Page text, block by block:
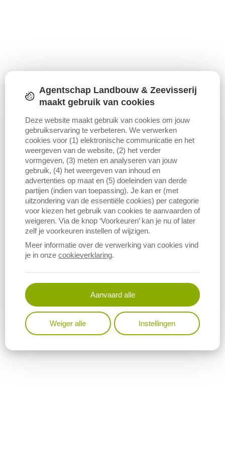
Download figuur (PNG)
Agentschap Landbouw & Zeevisserij
maakt gebruik van cookies
Deze website maakt gebruik van cookies om jouw
gebruikservaring te verbeteren. We verwerken
cookies voor (1) elektronische communicatie en het
weergeven van de website, (2) het verder
vormgeven, (3) meten en analyseren van jouw
gebruik, (4) het weergeven van inhoud en
advertenties op maat en (5) doeleinden van derde
partijen (indien van toepassing). Je kan er (met
uitzondering van de essentiële cookies) per categorie
voor kiezen het gebruik van cookies te aanvaarden of
weigeren. Via de knop ‘Voorkeuren’ kan je nu of later
zelf je voorkeuren instellen of wijzigen.
Meer informatie over de verwerking van cookies vind
je in onze cookieverklaring.
Aanvaard alle
Weiger alle Instellingen